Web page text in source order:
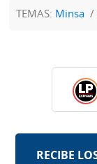
TEMAS: Minsa